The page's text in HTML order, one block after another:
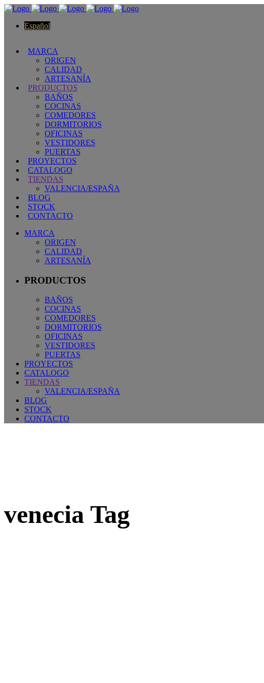
Español
MARCA
ORIGEN
CALIDAD
ARTESANÍA
PRODUCTOS
BAÑOS
COCINAS
COMEDORES
DORMITORIOS
OFICINAS
VESTIDORES
PUERTAS
PROYECTOS
CATALOGO
TIENDAS
VALENCIA/ESPAÑA
BLOG
STOCK
CONTACTO
MARCA
ORIGEN
CALIDAD
ARTESANÍA
PRODUCTOS
BAÑOS
COCINAS
COMEDORES
DORMITORIOS
OFICINAS
VESTIDORES
PUERTAS
PROYECTOS
CATALOGO
TIENDAS
VALENCIA/ESPAÑA
BLOG
STOCK
CONTACTO
venecia Tag